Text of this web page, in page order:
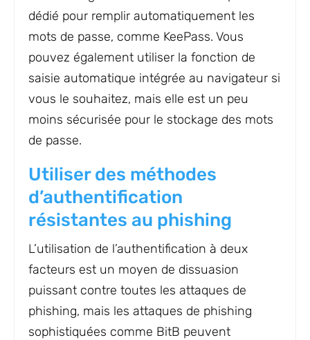
dédié pour remplir automatiquement les
mots de passe, comme KeePass. Vous
pouvez également utiliser la fonction de
saisie automatique intégrée au navigateur si
vous le souhaitez, mais elle est un peu
moins sécurisée pour le stockage des mots
de passe.
Utiliser des méthodes
d’authentification
résistantes au phishing
L’utilisation de l’authentification à deux
facteurs est un moyen de dissuasion
puissant contre toutes les attaques de
phishing, mais les attaques de phishing
sophistiquées comme BitB peuvent